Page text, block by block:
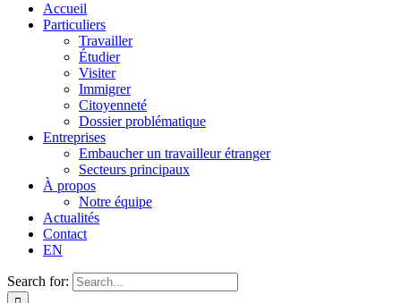
Accueil
Particuliers
Travailler
Étudier
Visiter
Immigrer
Citoyenneté
Dossier problématique
Entreprises
Embaucher un travailleur étranger
Secteurs principaux
À propos
Notre équipe
Actualités
Contact
EN
Search for: